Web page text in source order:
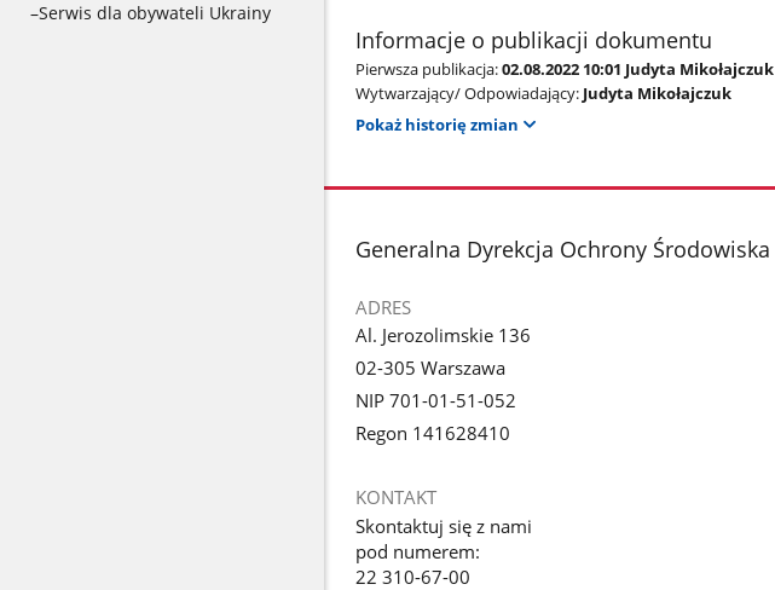
–Serwis dla obywateli Ukrainy
Informacje o publikacji dokumentu
Pierwsza publikacja:02.08.2022 10:01 Judyta Mikołajczuk
Wytwarzający/ Odpowiadający: Judyta Mikołajczuk
Pokaż historię zmian
stopka
Generalna Dyrekcja Ochrony Środowiska
ADRES
Al. Jerozolimskie 136
02-305 Warszawa
NIP 701-01-51-052
Regon 141628410
KONTAKT
Skontaktuj się z nami
pod numerem:
22 310-67-00